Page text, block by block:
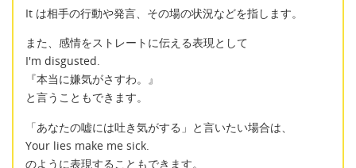
It は相手の行動や発言、その場の状況などを指します。
また、感情をストレートに伝える表現として
I'm disgusted.
『本当に嫌気がさすわ。』
と言うこともできます。
「あなたの嘘には吐き気がする」と言いたい場合は、
Your lies make me sick.
のように表現することもできます。